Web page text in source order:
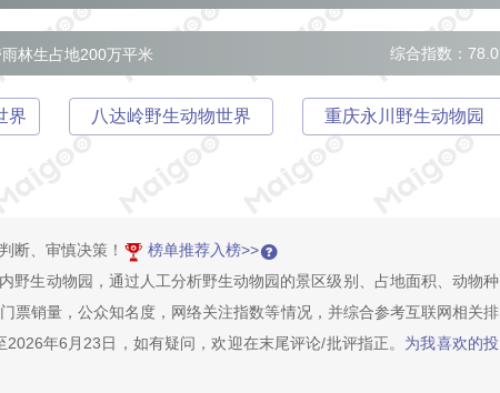
猩种群与美洲豹种群 北方最大非洲象种群
林生占地200万平米
海南岛动植物精华 热带森林覆盖率达99%
综合指数：78.0
界 八达岭野生动物世界 重庆永川野生动物园
断、审慎决策！
榜单推荐入榜>>
野生动物园，通过人工分析野生动物园的景区级别、占地面积、动物种
票销量，公众知名度，网络关注指数等情况，并综合参考互联网相关排
年6月23日，如有疑问，欢迎在末尾评论/批评指正。 为我喜欢的投